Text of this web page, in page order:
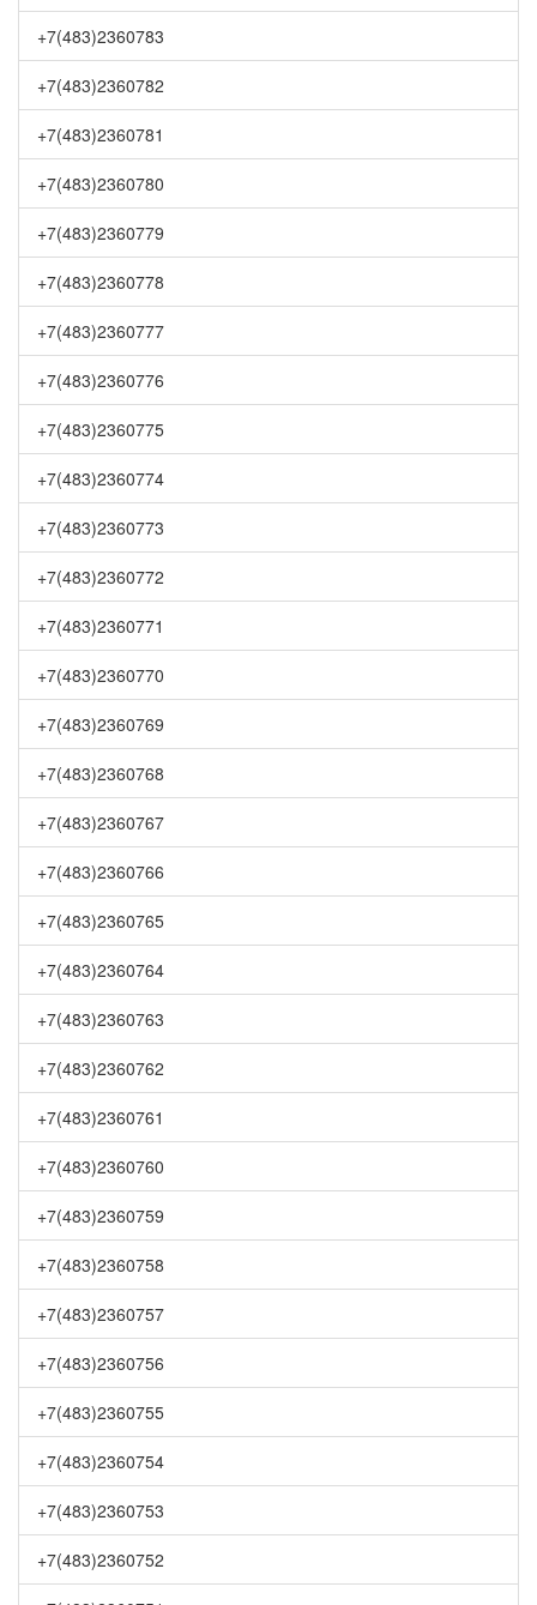
+7(483)2360783
+7(483)2360782
+7(483)2360781
+7(483)2360780
+7(483)2360779
+7(483)2360778
+7(483)2360777
+7(483)2360776
+7(483)2360775
+7(483)2360774
+7(483)2360773
+7(483)2360772
+7(483)2360771
+7(483)2360770
+7(483)2360769
+7(483)2360768
+7(483)2360767
+7(483)2360766
+7(483)2360765
+7(483)2360764
+7(483)2360763
+7(483)2360762
+7(483)2360761
+7(483)2360760
+7(483)2360759
+7(483)2360758
+7(483)2360757
+7(483)2360756
+7(483)2360755
+7(483)2360754
+7(483)2360753
+7(483)2360752